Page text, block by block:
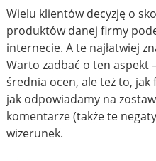
Wielu klientów decyzję o
produktów danej firmy
internecie. A te najłatwiej
Warto zadbać o ten aspekt
średnia ocen, ale też to, jak
jak odpowiadamy na
komentarze (także te
wizerunek.